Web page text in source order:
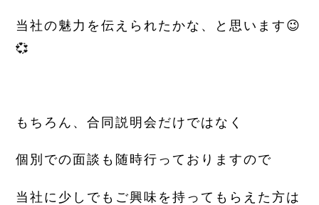
当社の魅力を伝えられたかな、と思います😉
💞
もちろん、合同説明会だけではなく
個別での面談も随時行っておりますので
当社に少しでもご興味を持ってもらえた方は